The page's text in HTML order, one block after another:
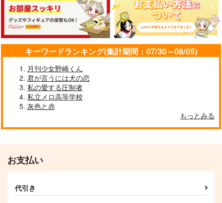
STARMINE!9
787円（税込）
オールキャラ
サンプル
作品詳細
星に境界
1,100円（税込）
オールキャラ
8月6日のエトセトラ
微糖ショコラ
315円（税込）
(CD)AIM STAR(初回
限定盤)/愛美
8,800 円（税込）
サンプル
(CD)AIM STAR(通常
盤)/愛美
2,000
(CD)HUMOR(通常盤)/
作品詳細
キーワードランキング(集計期間：07/30～08/05)
月刊少女野崎くん
君が言うには犬の恋
私の愛する圧制者
私立メロ高等学校
灰色と赤
もっとみる
お支払い
代引き